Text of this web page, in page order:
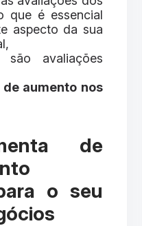
que é essencial
aspecto da sua
avaliações
de aumento nos
de
o seu